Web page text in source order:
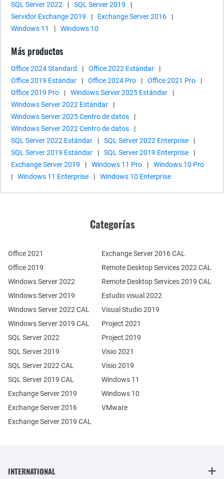
SQL Server 2022
| SQL Server 2019
|
Servidor Exchange 2019
| Exchange Server 2016
|
Windows 11
| Windows 10
Más productos
Office 2024 Standard | Office 2022 Estándar
|
Office 2019 Estándar
| Office 2024 Pro | Office 2021 Pro
|
Office 2019 Pro
| Windows Server 2025 Estándar
|
Windows Server 2022 Estándar
|
Windows Server 2025 Centro de datos
|
Windows Server 2022 Centro de datos
|
SQL Server 2022 Estándar
| SQL Server 2022 Enterprise
|
SQL Server 2019 Estándar
| SQL Server 2019 Enterprise
|
Exchange Server 2019
| Windows 11 Pro |
Windows 10 Pro
|
Windows 11 Enterprise | Windows 10 Enterprise
Categorías
Office 2021
Office 2019
Windows Server 2022
Windows Server 2019
Exchange Server 2019
Exchange Server 2016
SQL Server 2022
SQL Server 2019
Windows Server 2022 CAL
Windows Server 2019 CAL
SQL Server 2022 CAL
SQL Server 2019 CAL
Remote Desktop Services 2022 CAL
Remote Desktop Services 2019 CAL
Exchange Server 2019 CAL
Exchange Server 2016 CAL
Estudio visual 2022
Visual Studio 2019
Project 2021
Project 2019
Visio 2021
Visio 2019
Windows 11
Windows 10
VMware
INTERNATIONAL